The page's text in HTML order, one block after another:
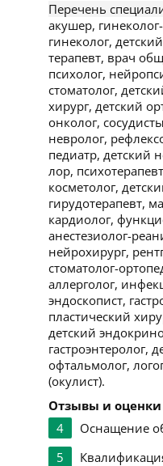
Перечень
акушер,
гинеколог,
терапевт, врач
психолог,
стоматолог,
хирург, детский
онколог,
невролог,
педиатр, детский
лор,
косметолог,
гирудотерапевт,
кардиолог,
анестезиолог-
нейрохирург,
стоматолог-
аллерголог,
эндоскопист,
пластический
детский
гастроэнтеролог,
офтальмолог,
(окулист).
Отзывы и
4
Оснащение
5